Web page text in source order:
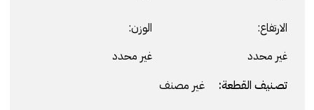
الارتفاع:
غير محدد
الوزن:
غير محدد
تصنيف القطعة: غير مصنف